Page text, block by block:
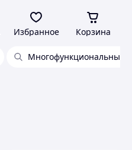
Избранное Корзина